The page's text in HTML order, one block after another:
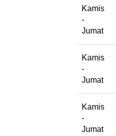
Kamis
-
Jumat
Kamis
-
Jumat
Kamis
-
Jumat